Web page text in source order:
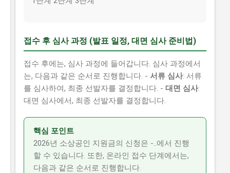
접수 후 심사 과정 (발표 일정, 대면 심사 준비법)
접수 후에는, 심사 과정에 들어갑니다. 심사 과정에서
는, 다음과 같은 순서로 진행합니다. - 서류 심사: 서류
를 심사하여, 최종 선발자를 결정합니다. - 대면 심사:
대면 심사에서, 최종 선발자를 결정합니다.
핵심 포인트
2026년 소상공인 지원금의 신청은 -..에서 진행
할 수 있습니다. 또한, 온라인 접수 단계에서는,
다음과 같은 순서로 진행합니다.